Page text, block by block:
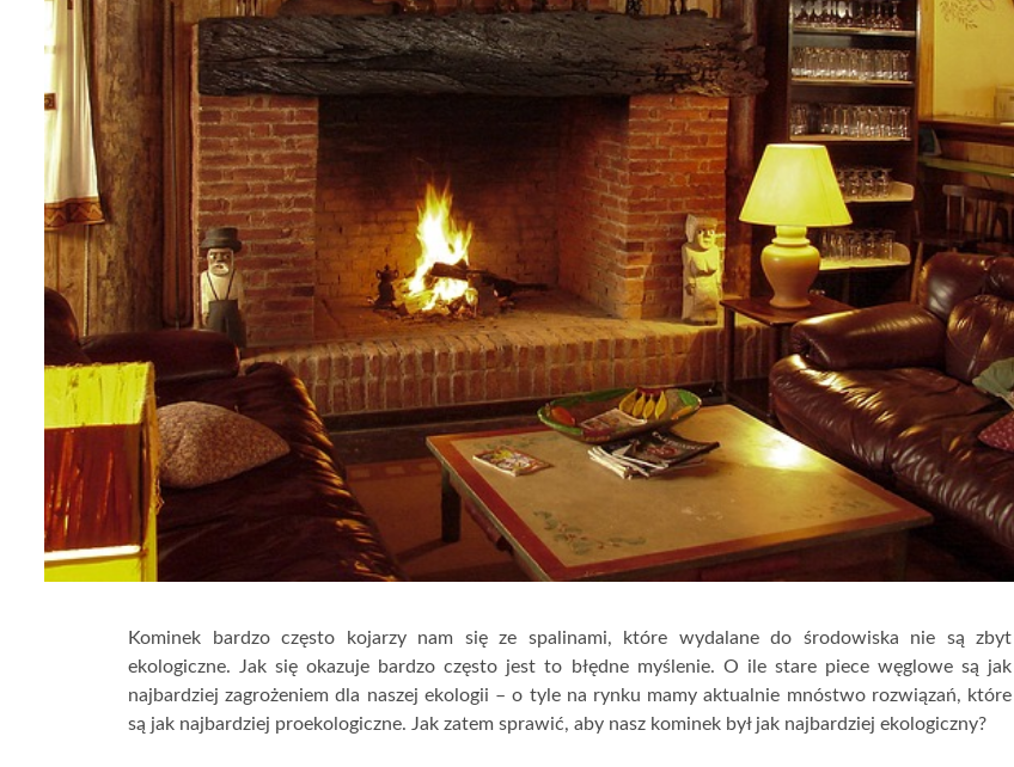
Kominek bardzo często kojarzy nam się ze spalinami, które wydalane do środowiska nie są zbyt
ekologiczne. Jak się okazuje bardzo często jest to błędne myślenie. O ile stare piece węglowe są jak
najbardziej zagrożeniem dla naszej ekologii – o tyle na rynku mamy aktualnie mnóstwo rozwiązań, które
są jak najbardziej proekologiczne. Jak zatem sprawić, aby nasz kominek był jak najbardziej ekologiczny?